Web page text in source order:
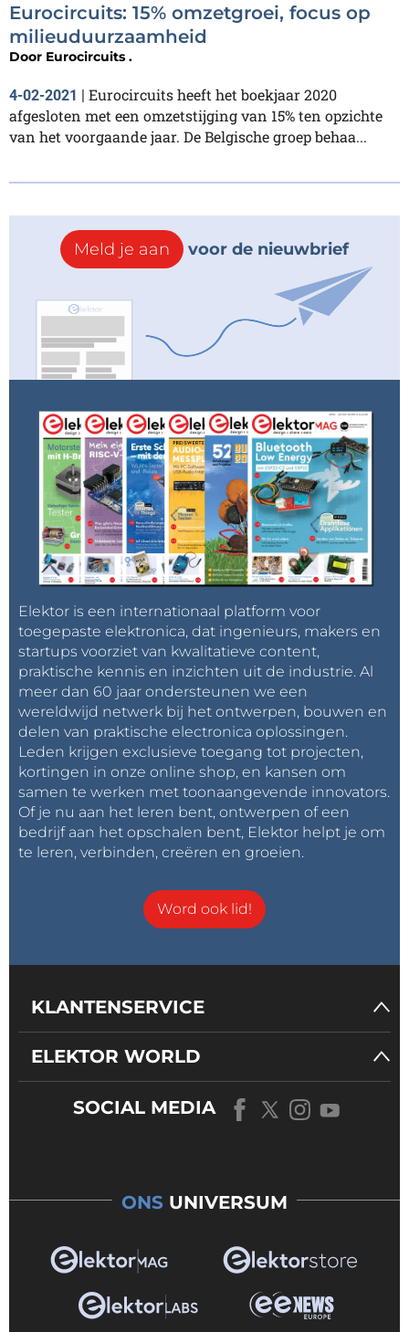
Eurocircuits: 15% omzetgroei, focus op
milieuduurzaamheid
Door Eurocircuits .
4-02-2021 | Eurocircuits heeft het boekjaar 2020
afgesloten met een omzetstijging van 15% ten opzichte
van het voorgaande jaar. De Belgische groep behaa...
Meld je aan voor de nieuwbrief
Elektor is een internationaal platform voor
toegepaste elektronica, dat ingenieurs, makers en
startups voorziet van kwalitatieve content,
praktische kennis en inzichten uit de industrie. Al
meer dan 60 jaar ondersteunen we een
wereldwijd netwerk bij het ontwerpen, bouwen en
delen van praktische electronica oplossingen.
Leden krijgen exclusieve toegang tot projecten,
kortingen in onze online shop, en kansen om
samen te werken met toonaangevende innovators.
Of je nu aan het leren bent, ontwerpen of een
bedrijf aan het opschalen bent, Elektor helpt je om
te leren, verbinden, creëren en groeien.
Word ook lid!
KLANTENSERVICE
ELEKTOR WORLD
SOCIAL MEDIA
ONS UNIVERSUM